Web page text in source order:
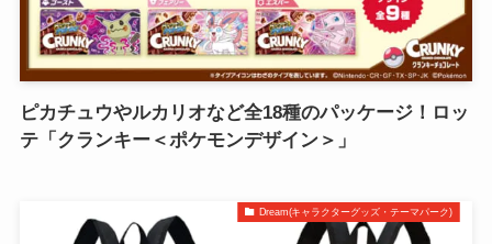
ピカチュウやルカリオなど全18種のパッケージ！ロッ
テ「クランキー＜ポケモンデザイン＞」
Dream(キャラクターグッズ・テーマパーク)